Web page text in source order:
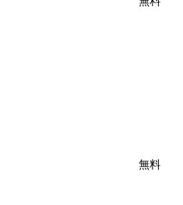
無料